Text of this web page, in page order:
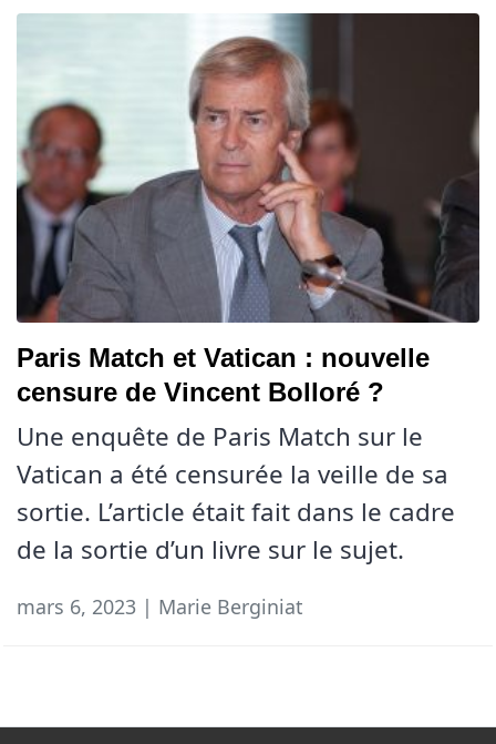
Paris Match et Vatican : nouvelle
censure de Vincent Bolloré ?
Une enquête de Paris Match sur le
Vatican a été censurée la veille de sa
sortie. L’article était fait dans le cadre
de la sortie d’un livre sur le sujet.
mars 6, 2023 | Marie Berginiat